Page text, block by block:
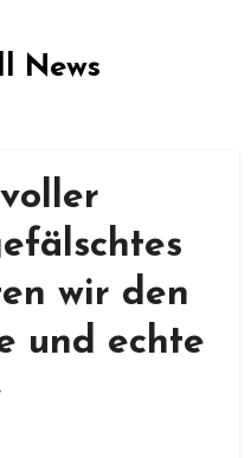
News
wir den
und echte